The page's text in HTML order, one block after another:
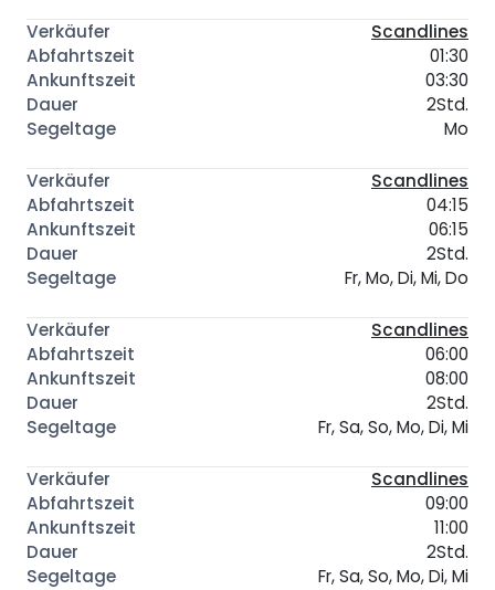
Scandlines
01:30
03:30
2Std.
Mo
Scandlines
04:15
06:15
2Std.
Fr, Mo, Di, Mi, Do
Scandlines
06:00
08:00
2Std.
Fr, Sa, So, Mo, Di, Mi
Scandlines
09:00
11:00
2Std.
Fr, Sa, So, Mo, Di, Mi